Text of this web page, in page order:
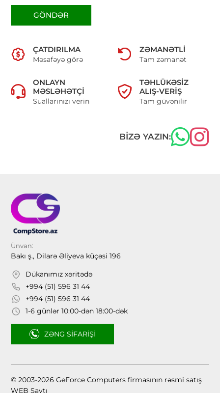
GÖNDƏR
ÇATDIRILMA
Məsafəyə görə
ZƏMANƏTLI
Tam zəmanət
ONLAYN
MƏSLƏHƏTÇI
Suallarınızı verin
TƏHLÜKƏSIZ
ALIŞ-VERIŞ
Tam güvənilir
BIZƏ YAZIN:
Ünvan:
Bakı ş., Dilarə Əliyeva küçəsi 196
Dükanımız xəritədə
+994 (51) 596 31 44
+994 (51) 596 31 44
1-6 günlər 10:00-dən 18:00-dək
ZƏNG SIFARIŞI
© 2003-2026 GeForce Computers firmasının rəsmi satış
WEB Saytı